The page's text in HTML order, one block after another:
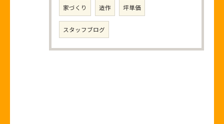
家づくり 造作 坪単価
スタッフブログ